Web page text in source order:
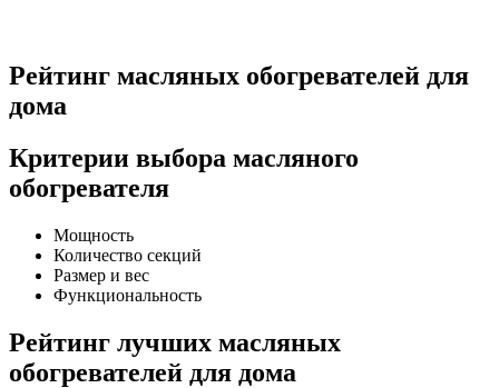
Рейтинг масляных обогревателей для
дома
Критерии выбора масляного
обогревателя
Мощность
Количество секций
Размер и вес
Функциональность
Рейтинг лучших масляных
обогревателей для дома